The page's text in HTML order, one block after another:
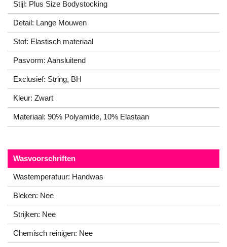
Stijl: Plus Size Bodystocking
Detail: Lange Mouwen
Stof: Elastisch materiaal
Pasvorm: Aansluitend
Exclusief: String, BH
Kleur: Zwart
Materiaal: 90% Polyamide, 10% Elastaan
Wasvoorschriften
Wastemperatuur: Handwas
Bleken: Nee
Strijken: Nee
Chemisch reinigen: Nee